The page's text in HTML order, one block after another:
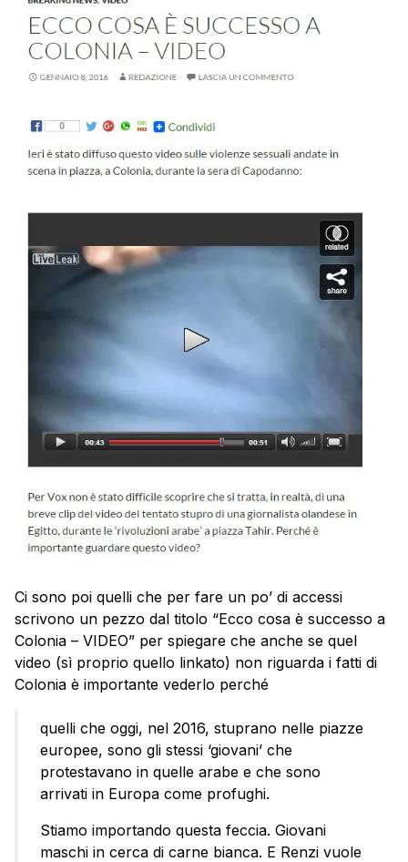
Ci sono poi quelli che per fare un po’ di accessi
scrivono un pezzo dal titolo “Ecco cosa è successo a
Colonia – VIDEO” per spiegare che anche se quel
video (sì proprio quello linkato) non riguarda i fatti di
Colonia è importante vederlo perché
quelli che oggi, nel 2016, stuprano nelle piazze
europee, sono gli stessi ‘giovani’ che
protestavano in quelle arabe e che sono
arrivati in Europa come profughi.
Stiamo importando questa feccia. Giovani
maschi in cerca di carne bianca. E Renzi vuole